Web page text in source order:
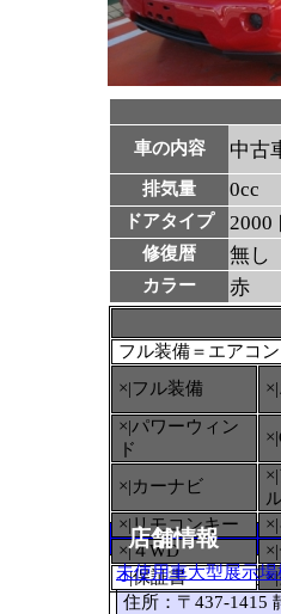
車の内容
中古
排気量 0cc
ドアタイプ 2000
修復暦 無し
カラー 赤
フル装備＝エアコ
×|フル装備
×|パワーウィン
ド
×|カーナビ
×|リモコンキー
×|４WD
○|保証書
店舗情報
未使用車大型展示
住所：〒437-1415